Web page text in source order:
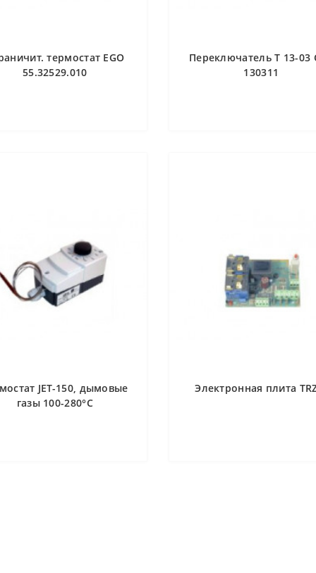
термостат EGO
55.32529.010
Переключатель T 13-03
130311
JET-150, дымовые
газы 100-280°C
Электронная плита